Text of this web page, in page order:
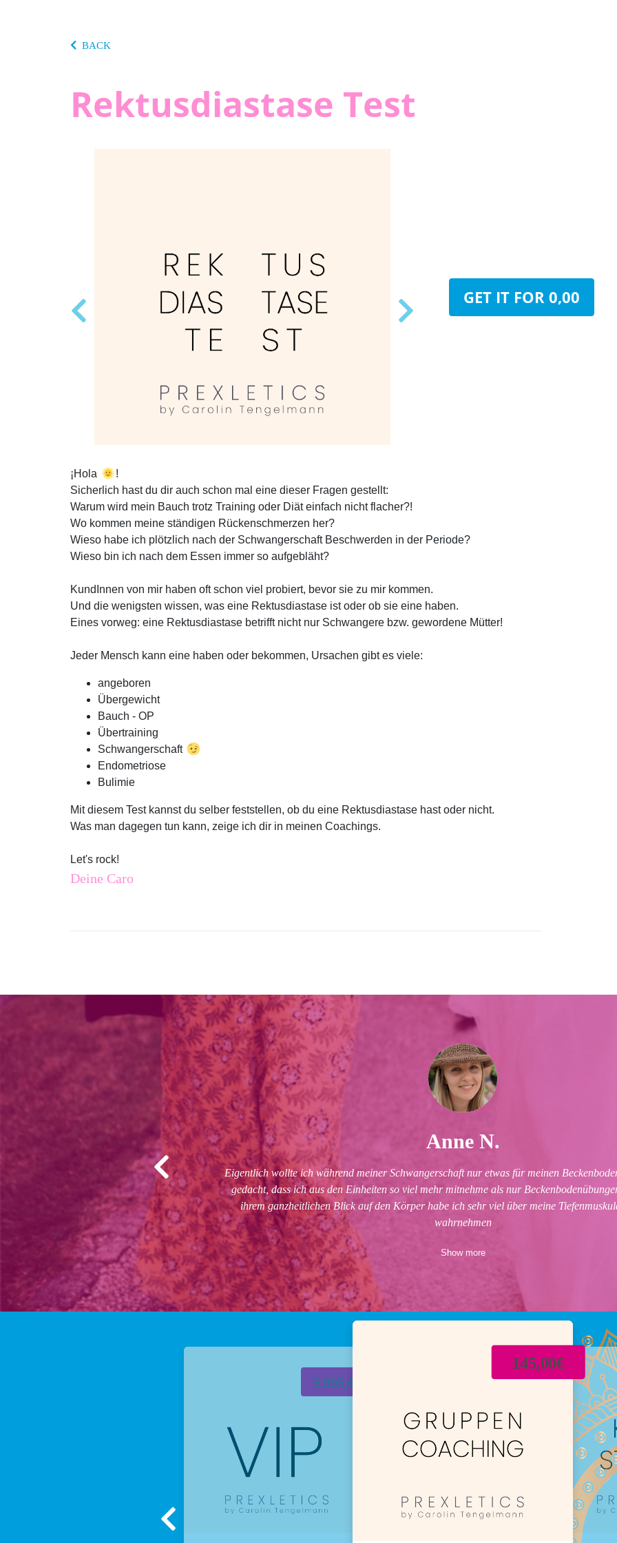
BACK
Rektusdiastase Test
GET IT FOR 0,00
¡Hola
!
Sicherlich hast du dir auch schon mal eine dieser Fragen gestellt:
Warum wird mein Bauch trotz Training oder Diät einfach nicht flacher?!
Wo kommen meine ständigen Rückenschmerzen her?
Wieso habe ich plötzlich nach der Schwangerschaft Beschwerden in der Periode?
Wieso bin ich nach dem Essen immer so aufgebläht?
KundInnen von mir haben oft schon viel probiert, bevor sie zu mir kommen.
Und die wenigsten wissen, was eine Rektusdiastase ist oder ob sie eine haben.
Eines vorweg: eine Rektusdiastase betrifft nicht nur Schwangere bzw. gewordene Mütter!
Jeder Mensch kann eine haben oder bekommen, Ursachen gibt es viele:
angeboren
Übergewicht
Bauch - OP
Übertraining
Schwangerschaft
Endometriose
Bulimie
Mit diesem Test kannst du selber feststellen, ob du eine Rektusdiastase hast oder nicht.
Was man dagegen tun kann, zeige ich dir in meinen Coachings.
Let's rock!
Deine Caro
Anne N.
Eigentlich wollte ich während meiner Schwangerschaft nur etwas für meinen
gedacht, dass ich aus den Einheiten so viel mehr mitnehme als nur
ihrem ganzheitlichen Blick auf den Körper habe ich sehr viel über meine
wahrnehmen
Show more
haben wir einen
Diät oder Verzicht anfühlt.
trotz eines stressigen
145,00€
5.995,00€